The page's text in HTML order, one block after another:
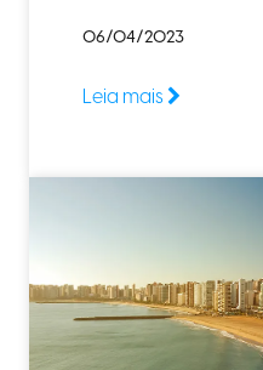
06/04/2023
Leia mais